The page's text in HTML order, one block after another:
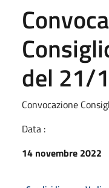
del 21/
Convocazione
Data :
14 novembre 2022